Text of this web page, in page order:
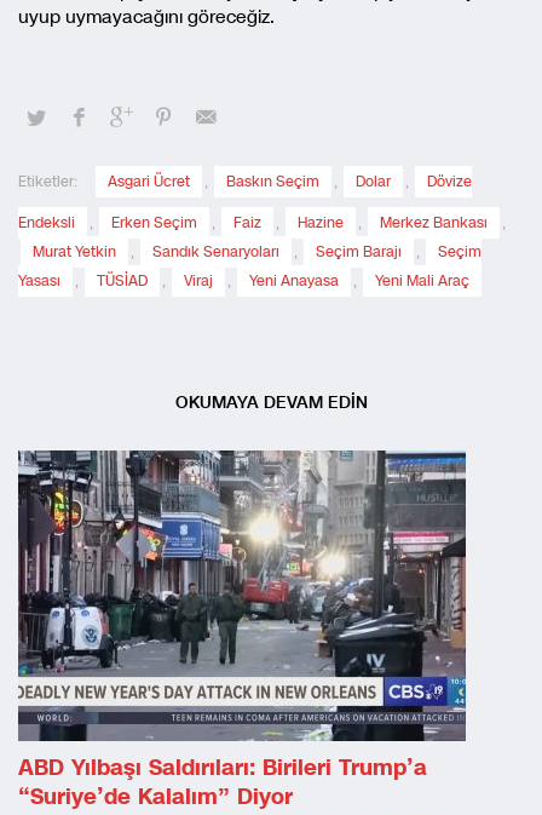
uyup uymayacağını göreceğiz.
Etiketler: Asgari Ücret , Baskın Seçim , Dolar , Dövize
Endeksli , Erken Seçim , Faiz , Hazine , Merkez Bankası
,
Murat Yetkin
, Sandık Senaryoları , Seçim Barajı ,
Seçim
Yasası
, TÜSİAD , Viraj , Yeni Anayasa , Yeni Mali Araç
OKUMAYA DEVAM EDİN
ABD Yılbaşı Saldırıları: Birileri Trump’a
“Suriye’de Kalalım” Diyor